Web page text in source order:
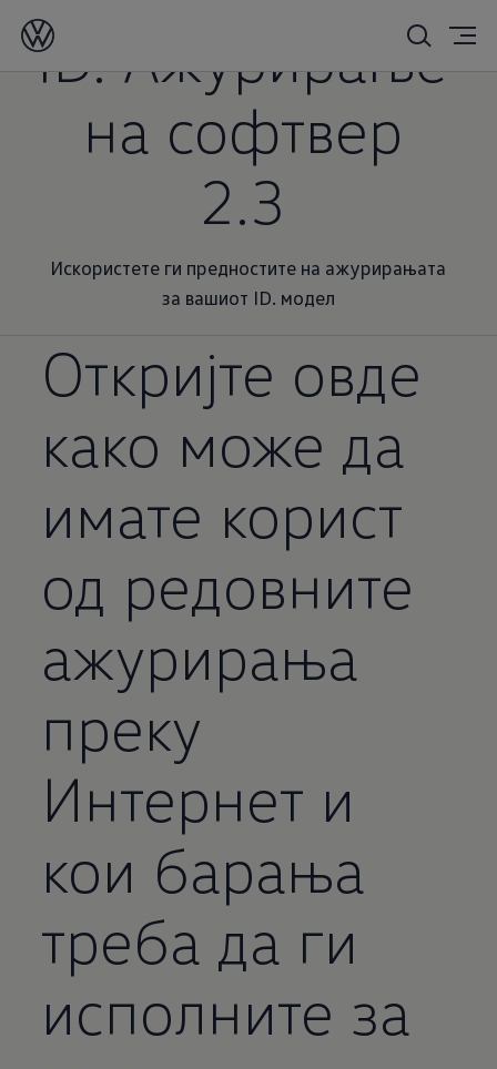
ID. Ажурирање
на софтвер
2.3
Искористете ги предностите на ажурирањата
за вашиот ID. модел
Откријте овде
како може да
имате корист
од редовните
ажурирања
преку
Интернет и
кои барања
треба да ги
исполните за